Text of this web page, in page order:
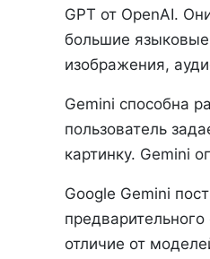
GPT от OpenAI.
большие
изображения,
Gemini способна
пользователь
картинку. Gemini
Google Gemini
отличие от